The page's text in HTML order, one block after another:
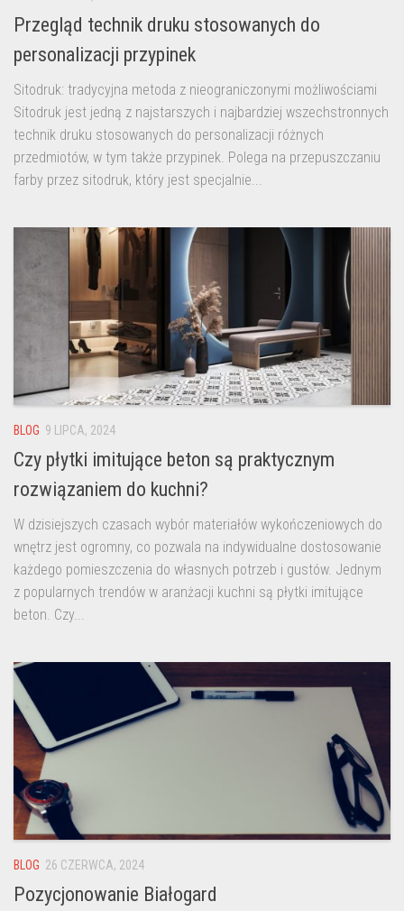
Przegląd technik druku stosowanych do
personalizacji przypinek
Sitodruk: tradycyjna metoda z nieograniczonymi możliwościami
Sitodruk jest jedną z najstarszych i najbardziej wszechstronnych
technik druku stosowanych do personalizacji różnych
przedmiotów, w tym także przypinek. Polega na przepuszczaniu
farby przez sitodruk, który jest specjalnie...
BLOG 9 LIPCA, 2024
Czy płytki imitujące beton są praktycznym
rozwiązaniem do kuchni?
W dzisiejszych czasach wybór materiałów wykończeniowych do
wnętrz jest ogromny, co pozwala na indywidualne dostosowanie
każdego pomieszczenia do własnych potrzeb i gustów. Jednym
z popularnych trendów w aranżacji kuchni są płytki imitujące
beton. Czy...
BLOG 26 CZERWCA, 2024
Pozycjonowanie Białogard